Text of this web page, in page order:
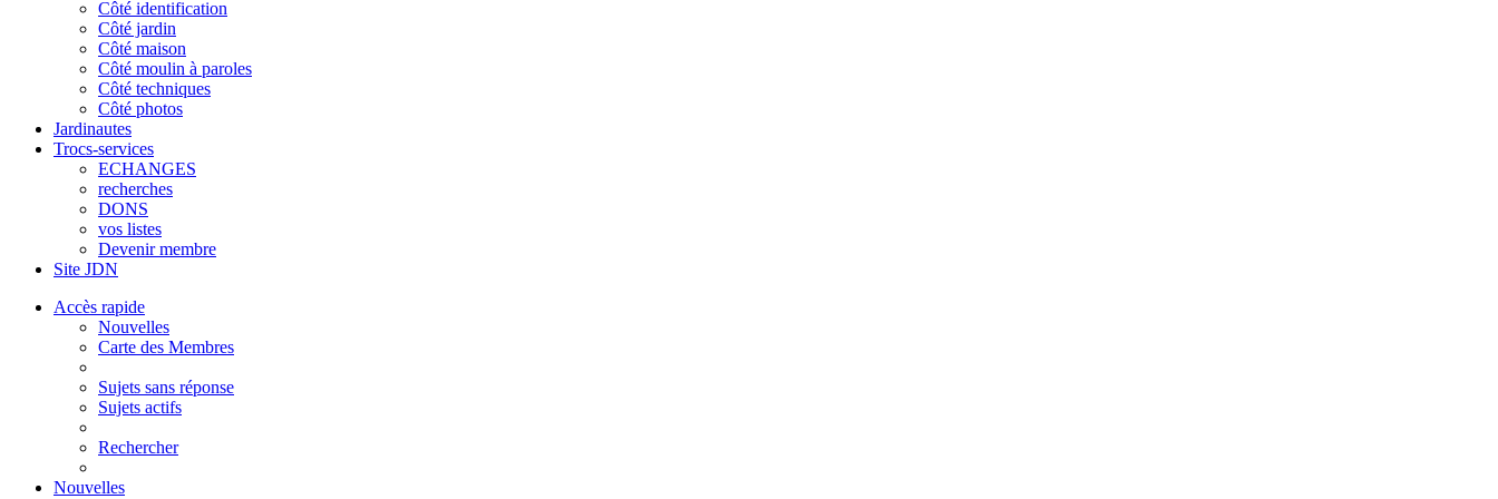
Côté identification
Côté jardin
Côté maison
Côté moulin à paroles
Côté techniques
Côté photos
Jardinautes
Trocs-services
ECHANGES
recherches
DONS
vos listes
Devenir membre
Site JDN
Accès rapide
Nouvelles
Carte des Membres
Sujets sans réponse
Sujets actifs
Rechercher
Nouvelles